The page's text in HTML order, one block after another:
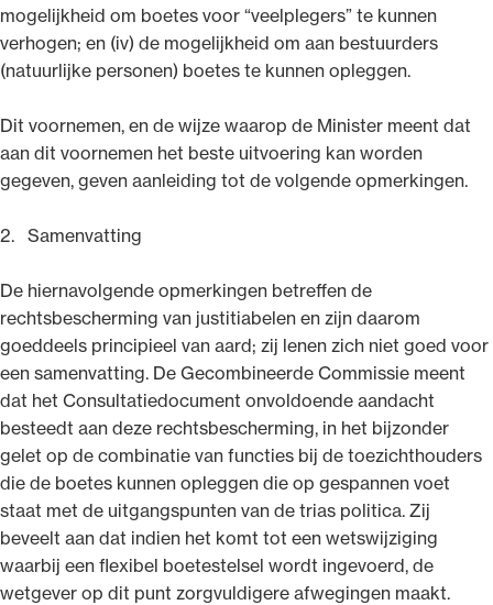
mogelijkheid om boetes voor “veelplegers” te kunnen
verhogen; en (iv) de mogelijkheid om aan bestuurders
(natuurlijke personen) boetes te kunnen opleggen.
Dit voornemen, en de wijze waarop de Minister meent dat
aan dit voornemen het beste uitvoering kan worden
gegeven, geven aanleiding tot de volgende opmerkingen.
2. Samenvatting
De hiernavolgende opmerkingen betreffen de
rechtsbescherming van justitiabelen en zijn daarom
goeddeels principieel van aard; zij lenen zich niet goed voor
een samenvatting. De Gecombineerde Commissie meent
dat het Consultatiedocument onvoldoende aandacht
besteedt aan deze rechtsbescherming, in het bijzonder
gelet op de combinatie van functies bij de toezichthouders
die de boetes kunnen opleggen die op gespannen voet
staat met de uitgangspunten van de trias politica. Zij
beveelt aan dat indien het komt tot een wetswijziging
waarbij een flexibel boetestelsel wordt ingevoerd, de
wetgever op dit punt zorgvuldigere afwegingen maakt.